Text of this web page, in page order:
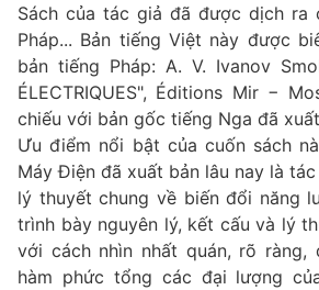
Sách của tác giả đã được dịch ra
Pháp... Bản tiếng Việt này được
bản tiếng Pháp: A. V. Ivanov
ÉLECTRIQUES", Éditions Mir −
chiếu với bản gốc tiếng Nga đã
Ưu điểm nổi bật của cuốn sách
Máy Điện đã xuất bản lâu nay là
lý thuyết chung về biến đổi năng
trình bày nguyên lý, kết cấu và lý
với cách nhìn nhất quán, rõ ràng,
hàm phức tổng các đại lượng